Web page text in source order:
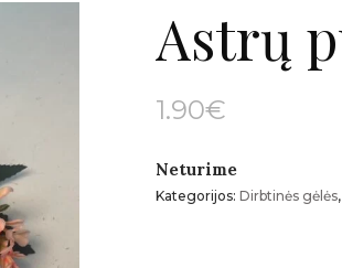
Astrų
1.90€
Neturime
Kategorijos: Dirbtinės gėlės,